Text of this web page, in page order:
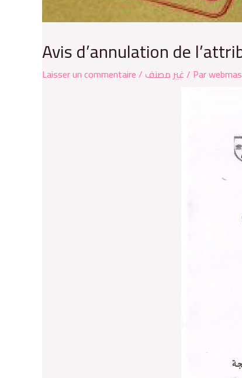
Avis d’annulation de
Laisser un commentaire/غير مصنف/ Par